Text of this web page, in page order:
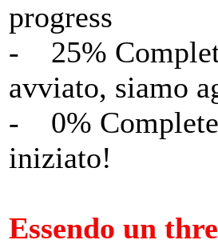
progress
- 25%
avviato, siamo
- 0%
iniziato!
Essendo un